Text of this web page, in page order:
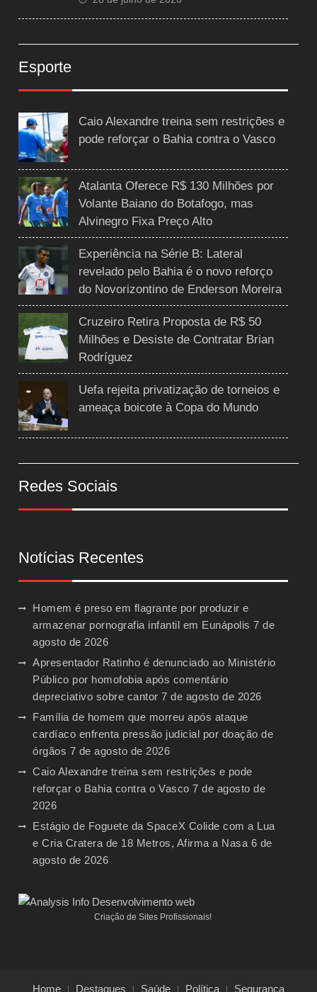
Esporte
Caio Alexandre treina sem restrições e
pode reforçar o Bahia contra o Vasco
Atalanta Oferece R$ 130 Milhões por
Volante Baiano do Botafogo, mas
Alvinegro Fixa Preço Alto
Experiência na Série B: Lateral
revelado pelo Bahia é o novo reforço
do Novorizontino de Enderson Moreira
Cruzeiro Retira Proposta de R$ 50
Milhões e Desiste de Contratar Brian
Rodríguez
Uefa rejeita privatização de torneios e
ameaça boicote à Copa do Mundo
Redes Sociais
Notícias Recentes
Homem é preso em flagrante por produzir e
armazenar pornografia infantil em Eunápolis 7 de
agosto de 2026
Apresentador Ratinho é denunciado ao Ministério
Público por homofobia após comentário
depreciativo sobre cantor 7 de agosto de 2026
Família de homem que morreu após ataque
cardíaco enfrenta pressão judicial por doação de
órgãos 7 de agosto de 2026
Caio Alexandre treina sem restrições e pode
reforçar o Bahia contra o Vasco 7 de agosto de
2026
Estágio de Foguete da SpaceX Colide com a Lua
e Cria Cratera de 18 Metros, Afirma a Nasa 6 de
agosto de 2026
Criação de Sites Profissionais!
Home Destaques Saúde Política Segurança